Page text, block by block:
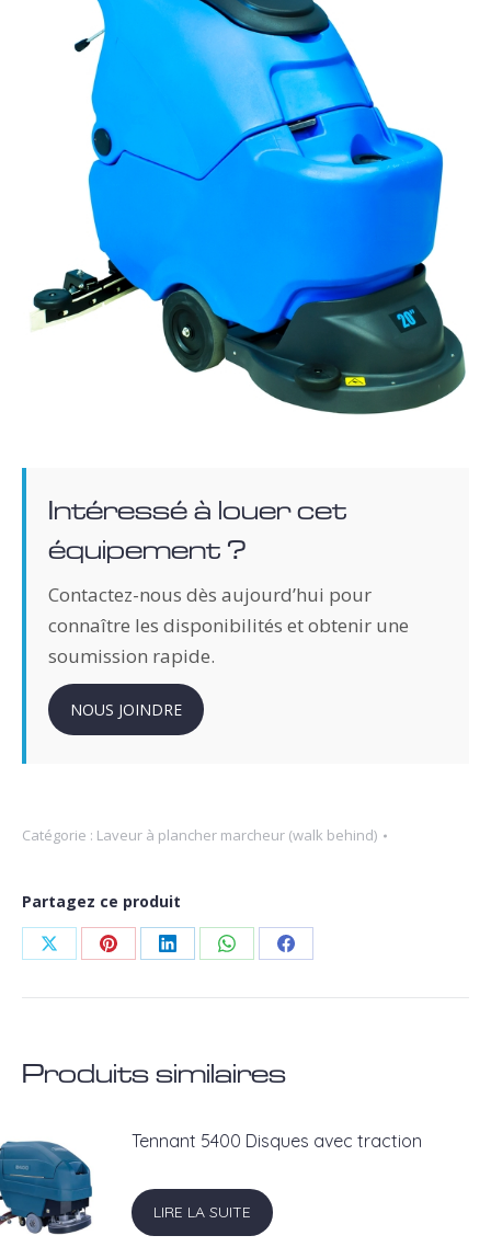
Intéressé à louer cet
équipement ?
Contactez-nous dès aujourd’hui pour
connaître les disponibilités et obtenir une
soumission rapide.
NOUS JOINDRE
Catégorie : Laveur à plancher marcheur (walk behind)
Partagez ce produit
Partager
sur
Partager
sur
Partager
sur
Partager
sur
Partager
sur
Produits similaires
Tennant 5400 Disques avec traction
LIRE LA SUITE